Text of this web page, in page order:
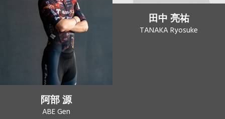
阿部 源
ABE Gen
田中 亮祐
TANAKA Ryosuke